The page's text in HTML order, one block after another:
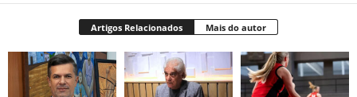
Artigos Relacionados Mais do autor